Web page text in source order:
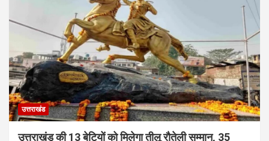
उत्तराखंड
उत्तराखंड की 13 बेटियों को मिलेगा तीलू रौतेली सम्मान, 35